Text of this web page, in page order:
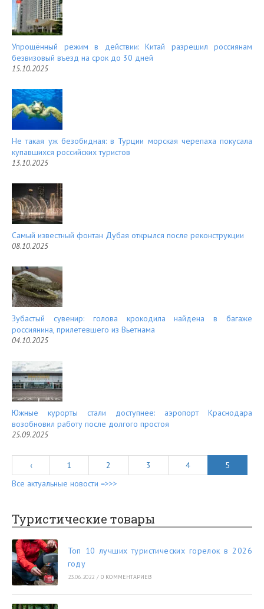
Упрощённый режим в действии: Китай разрешил россиянам
безвизовый въезд на срок до 30 дней
15.10.2025
Не такая уж безобидная: в Турции морская черепаха покусала
купавшихся российских туристов
13.10.2025
Самый известный фонтан Дубая открылся после реконструкции
08.10.2025
Зубастый сувенир: голова крокодила найдена в багаже
россиянина, прилетевшего из Вьетнама
04.10.2025
Южные курорты стали доступнее: аэропорт Краснодара
возобновил работу после долгого простоя
25.09.2025
‹ 1 2 3 4
5
Все актуальные новости =>>>
Туристические товары
Топ 10 лучших туристических горелок в 2026
году
23.06.2022 / 0 КОММЕНТАРИЕВ